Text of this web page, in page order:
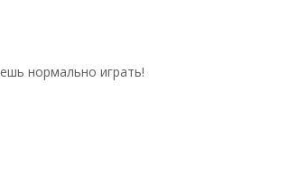
нормально играть!